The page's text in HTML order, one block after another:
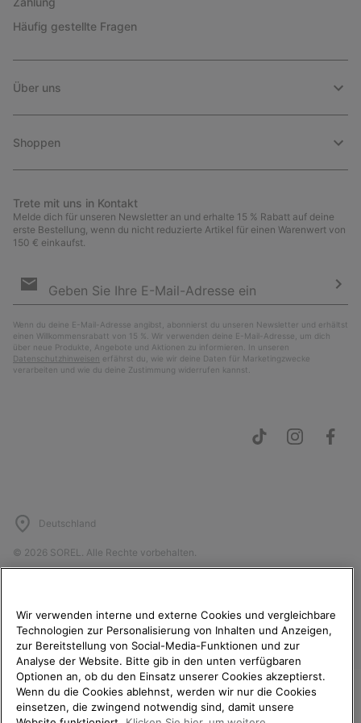
Häufig gestellte Fragen
Über uns
Shoppen
Trete mit uns in Kontakt
Melde dich für unseren Newsletter an und erhalte 15 % Rabatt auf deine
erste Bestellung, wenn du nicht reduzierte Artikel für einen Warenwert von
150 € einkaufst.
Anmeldung
Wenn du deine E-Mail-Adresse angibst, abonnierst du unseren Newsletter und erhältst
einen Willkommensrabatt von 15 %. Wir verwenden deine E-Mail-Adresse, um dich
über neue Produkte, Angebote und Aktionen zu informieren. In unseren
Datenschutzhinweisen erfährst du, wie wir deine Daten für Marketingzwecke
verarbeiten und wie du deine Zustimmung widerrufen kannst.
Deutschland
© 2026 SOREL. Alle Rechte vorbehalten.
Impressum Public CBCR
Kundenservice: Mo- Fr. 9:00 - 13:00 & 14:00- 18:00 Uhr
(+)498912081005
WILLKOMMEN BEI SOREL.
Wir verwenden interne und externe Cookies und vergleichbare
Technologien zur Personalisierung von Inhalten und Anzeigen,
zur Bereitstellung von Social-Media-Funktionen und zur
Analyse der Website. Bitte gib in den unten verfügbaren
Optionen an, ob du den Einsatz unserer Cookies akzeptierst.
Wenn du die Cookies ablehnst, werden wir nur die Cookies
einsetzen, die zwingend notwendig sind, damit unsere